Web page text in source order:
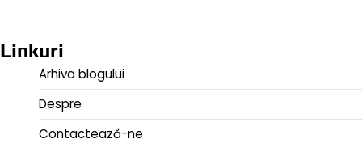
Linkuri
Arhiva blogului
Despre
Contactează-ne